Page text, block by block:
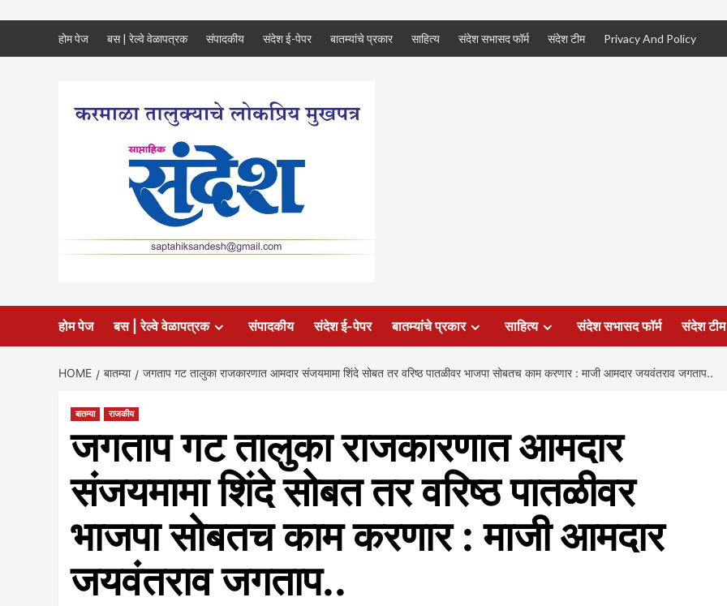
होम पेज बस | रेल्वे वेळापत्रक संपादकीय संदेश ई-पेपर बातम्यांचे प्रकार साहित्य संदेश सभासद फॉर्म संदेश टीम Privacy And Policy
होम पेज बस | रेल्वे वेळापत्रक संपादकीय संदेश ई-पेपर बातम्यांचे प्रकार साहित्य संदेश सभासद फॉर्म संदेश टीम
HOME बातम्या जगताप गट तालुका राजकारणात आमदार संजयमामा शिंदे सोबत तर वरिष्ठ पातळीवर भाजपा सोबतच काम करणार : माजी आमदार जयवंतराव जगताप..
बातम्या राजकीय
जगताप गट तालुका राजकारणात आमदार
संजयमामा शिंदे सोबत तर वरिष्ठ पातळीवर
भाजपा सोबतच काम करणार : माजी आमदार
जयवंतराव जगताप..